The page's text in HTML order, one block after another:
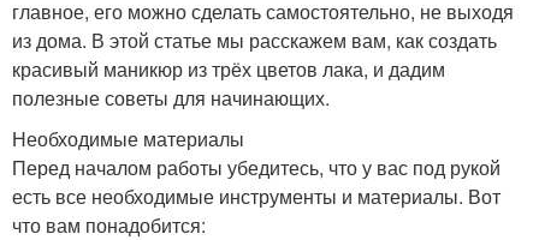
главное, его можно сделать самостоятельно, не выходя
из дома. В этой статье мы расскажем вам, как создать
красивый маникюр из трёх цветов лака, и дадим
полезные советы для начинающих.
Необходимые материалы
Перед началом работы убедитесь, что у вас под рукой
есть все необходимые инструменты и материалы. Вот
что вам понадобится: